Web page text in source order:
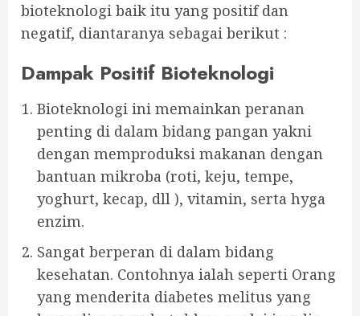
bioteknologi baik itu yang positif dan
negatif, diantaranya sebagai berikut :
Dampak Positif Bioteknologi
Bioteknologi ini memainkan peranan
penting di dalam bidang pangan yakni
dengan memproduksi makanan dengan
bantuan mikroba (roti, keju, tempe,
yoghurt, kecap, dll ), vitamin, serta hyga
enzim.
Sangat berperan di dalam bidang
kesehatan. Contohnya ialah seperti Orang
yang menderita diabetes melitus yang